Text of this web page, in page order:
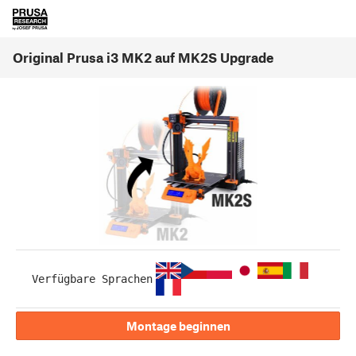
Original Prusa i3 MK2 auf MK2S Upgrade
Verfügbare Sprachen
Montage beginnen